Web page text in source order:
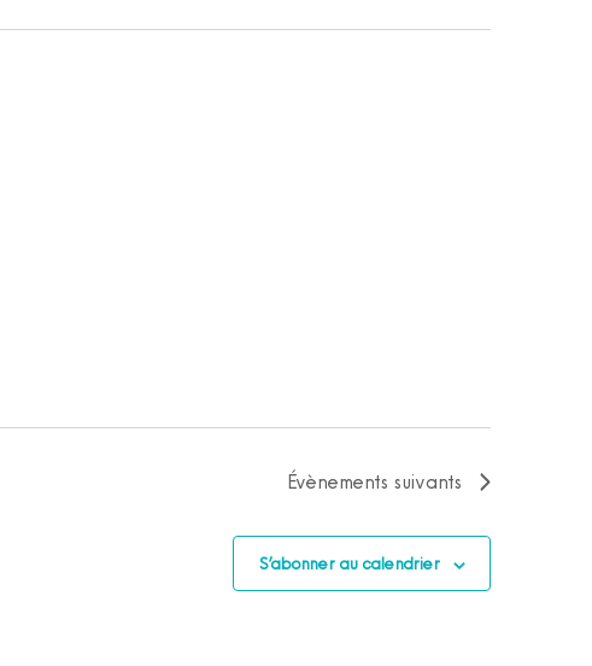
Évènements suivants
S’abonner au calendrier